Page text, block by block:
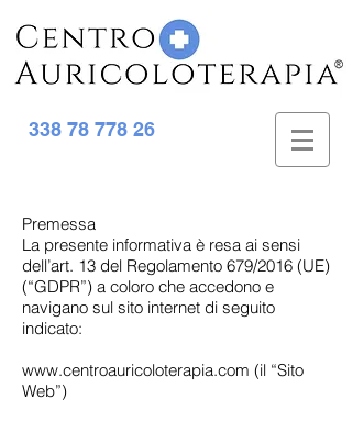
338 78 778 26
Premessa
La presente informativa è resa ai sensi
dell’art. 13 del Regolamento 679/2016 (UE)
(“GDPR”) a coloro che accedono e
navigano sul sito internet di seguito
indicato:
www.centroauricoloterapia.com (il “Sito
Web”)